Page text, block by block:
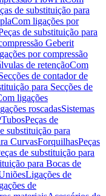
de substituição para
Com ligações por
de substituição para
Geberit
por compressão
de retençãoCom
de contador de
para Secções de
ligações
roscadasSistemas
TubosPeças de
substituição para
CurvasForquilhasPeças
de substituição para
para Bocas de
Ligações de
de